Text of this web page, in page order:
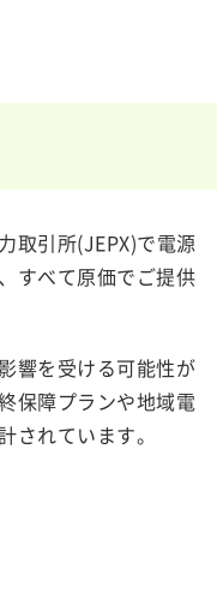
取引所(JEPX)で電源
すべて原価でご提供
響を受ける可能性が
保障プランや地域電
されています。